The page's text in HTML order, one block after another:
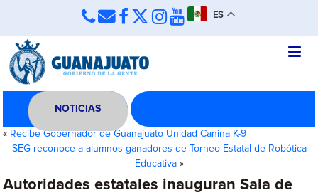
ES
NOTICIAS
« Recibe Gobernador de Guanajuato Unidad Canina K-9
SEG reconoce a alumnos ganadores de Torneo Estatal de Robótica
Educativa»
Autoridades estatales inauguran Sala de